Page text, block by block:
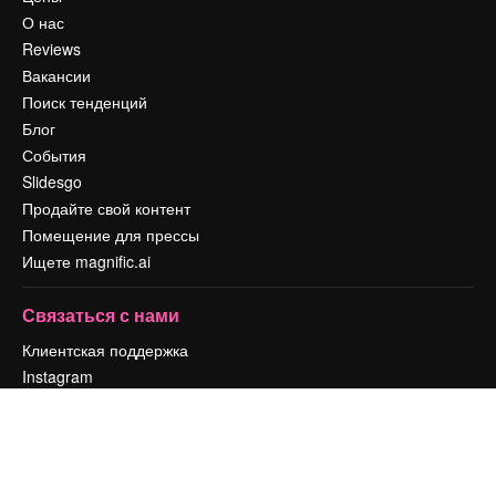
О нас
Reviews
Вакансии
Поиск тенденций
Блог
События
Slidesgo
Продайте свой контент
Помещение для прессы
Ищете magnific.ai
Связаться с нами
Клиентская поддержка
Instagram